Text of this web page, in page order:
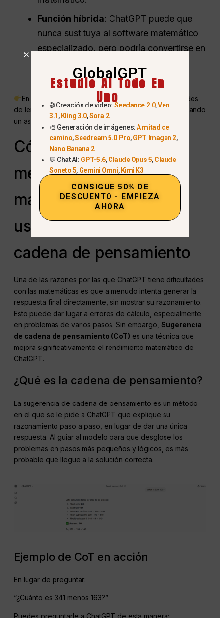
Función híbrida: ChatGPT puede que
nunca sustituya al software matemático
especializado, pero podría convertirse en
cálculo .
En el futuro, ChatGPT podría combinar sus habilidades
de lenguaje natural con módulos de computación, creando
un asistente matemático mucho más potente.
Cómo ChatGPT puede
mejorar la precisión
matemática mediante el
uso de indicaciones de
cadena de pensamiento
Una de las razones por las que ChatGPT tiene dificultades
con las matemáticas es que a menudo intenta generar la
respuesta final directamente, sin mostrar su razonamiento.
Esto puede dar lugar a errores de cálculo, especialmente
en problemas de varios pasos. Sin embargo,Sugerencia
de cadena de pensamiento (CoT) es una técnica que
mejora significativamente el rendimiento matemático de
ChatGPT.
¿Qué es la cadena de pensamiento?
La sugerencia de cadena de pensamiento es un método
en el que se le pide a ChatGPT que explique su
razonamiento paso a paso, en lugar de dar una única
respuesta. Al guiar al modelo para que desglose los
problemas en pasos más pequeños y lógicos, es más
probable que llegue a la solución correcta.
Ejemplo de CoT en acción
En lugar de preguntar:
“¿Cuánto es 341 menos 163?”
Puedes preguntarle a ChatGPT de esta manera:
GlobalGPT
Estudio AI Todo En
Uno
🎬 Creación de vídeo: Seedance 2.0,Veo
3.1, Kling 3.0,Sora 2
🎨 Generación de imágenes:A mitad de
camino,Seedream 5.0 Pro,GPT Imagen 2,
Nano Banana 2
💬 Chat AI: GPT-5.6,Claude Opus 5,Claude
Soneto 5, Gemini Omni, Kimi K3
CONSIGUE 50% DE
DESCUENTO - EMPIEZA
AHORA